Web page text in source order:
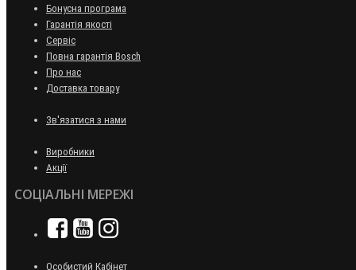
Бонусна програма
Гарантія якості
Сервіс
Повна гарантія Bosch
Про нас
Доставка товару
Зв'язатися з нами
Виробники
Акції
СОЦІАЛЬНІ МЕРЕЖІ
Особистий Кабінет